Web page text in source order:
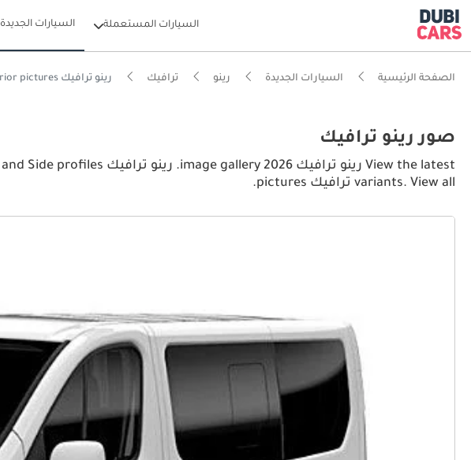
السيارات المستعملة السيارات الجديدة
الصفحة الرئيسية السيارات الجديدة رينو ترافيك رينو ترافيك interior, exterior pictures
صور رينو ترافيك
variants. View all ترافيك pictures.